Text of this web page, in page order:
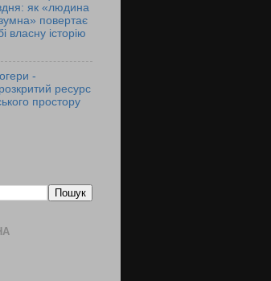
як «людина
повертає
власну історію
-
ресурс
простору